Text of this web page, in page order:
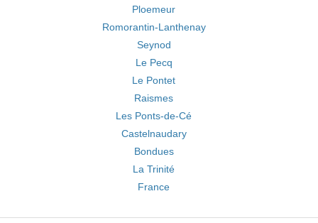
Ploemeur
Romorantin-Lanthenay
Seynod
Le Pecq
Le Pontet
Raismes
Les Ponts-de-Cé
Castelnaudary
Bondues
La Trinité
France